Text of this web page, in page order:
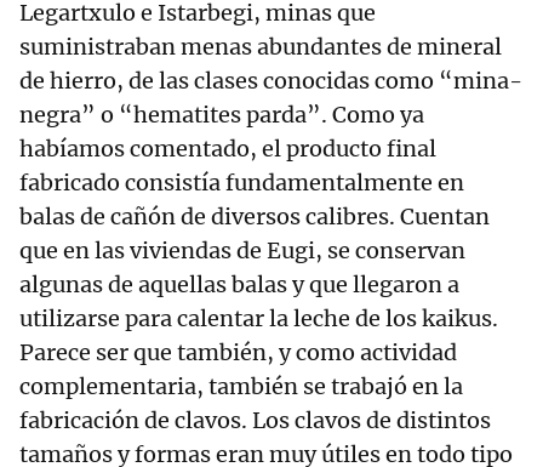
Legartxulo e Istarbegi, minas que
suministraban menas abundantes de mineral
de hierro, de las clases conocidas como “mina-
negra” o “hematites parda”. Como ya
habíamos comentado, el producto final
fabricado consistía fundamentalmente en
balas de cañón de diversos calibres. Cuentan
que en las viviendas de Eugi, se conservan
algunas de aquellas balas y que llegaron a
utilizarse para calentar la leche de los kaikus.
Parece ser que también, y como actividad
complementaria, también se trabajó en la
fabricación de clavos. Los clavos de distintos
tamaños y formas eran muy útiles en todo tipo